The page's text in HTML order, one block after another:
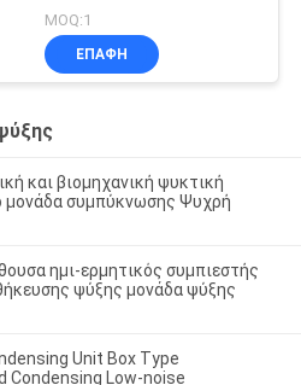
MOQ:1
ΕΠΑΦΉ
και βιομηχανική ψυκτική
μονάδα συμπύκνωσης Ψυχρή
ημι-ερμητικός συμπιεστής
ψύξης μονάδα ψύξης
Unit Box Type
Condensing Low-noise